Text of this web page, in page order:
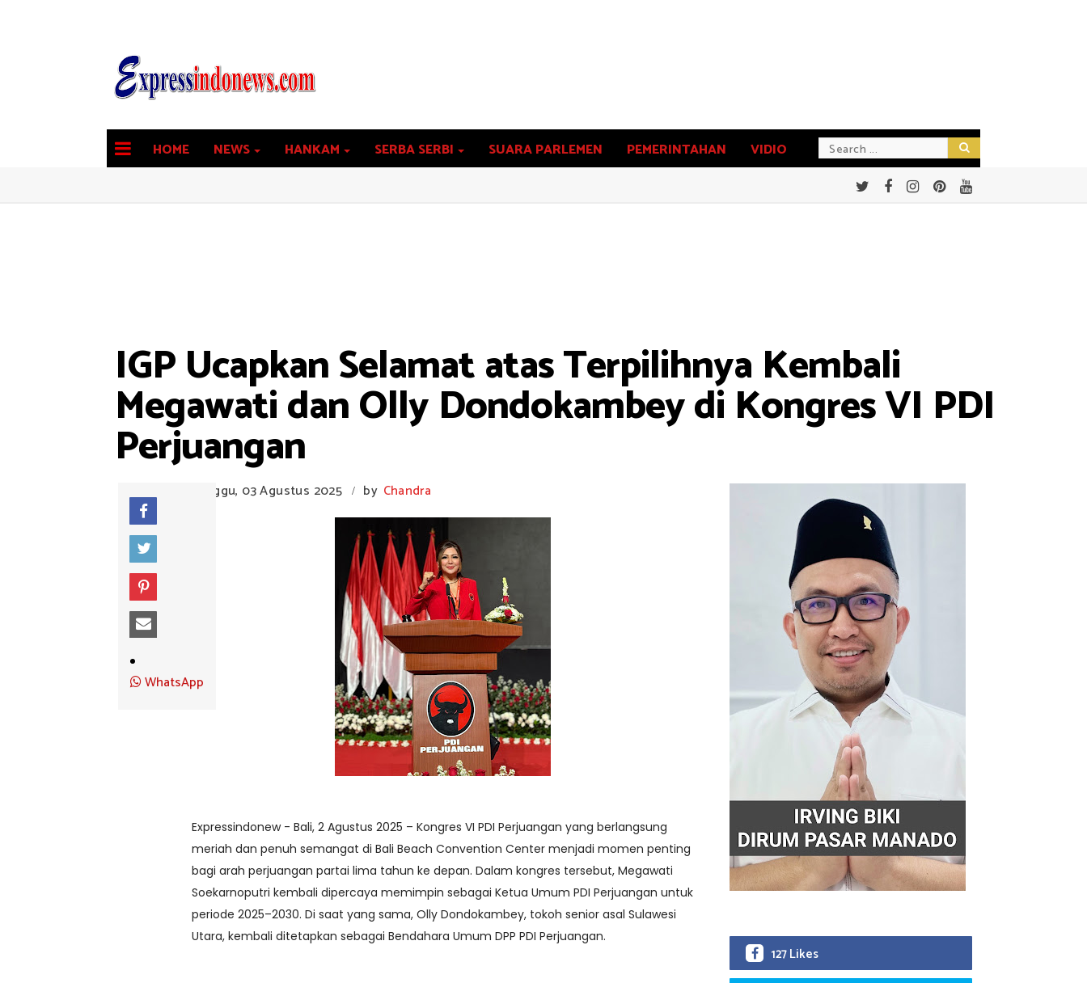
HOME NEWS HANKAM SERBA SERBI SUARA PARLEMEN PEMERINTAHAN VIDIO
IGP Ucapkan Selamat atas Terpilihnya Kembali
Megawati dan Olly Dondokambey di Kongres VI PDI
Perjuangan
Minggu, 03 Agustus 2025 / by Chandra
WhatsApp
Expressindonew - Bali, 2 Agustus 2025 – Kongres VI PDI Perjuangan yang berlangsung
meriah dan penuh semangat di Bali Beach Convention Center menjadi momen penting
bagi arah perjuangan partai lima tahun ke depan. Dalam kongres tersebut, Megawati
Soekarnoputri kembali dipercaya memimpin sebagai Ketua Umum PDI Perjuangan untuk
periode 2025–2030. Di saat yang sama, Olly Dondokambey, tokoh senior asal Sulawesi
Utara, kembali ditetapkan sebagai Bendahara Umum DPP PDI Perjuangan.
127 Likes